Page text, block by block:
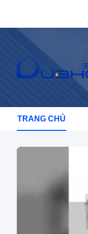
TRANG CHỦ